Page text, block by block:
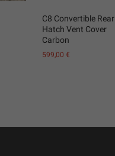
C8 Convertible Rear
Hatch Vent Cover
Carbon
599,00€